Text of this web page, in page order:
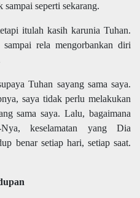
sampai seperti sekarang.
itulah kasih karunia Tuhan.
rela mengorbankan diri
Tuhan sayang sama saya.
saya tidak perlu melakukan
sama saya. Lalu, bagaimana
keselamatan yang Dia
benar setiap hari, setiap saat.